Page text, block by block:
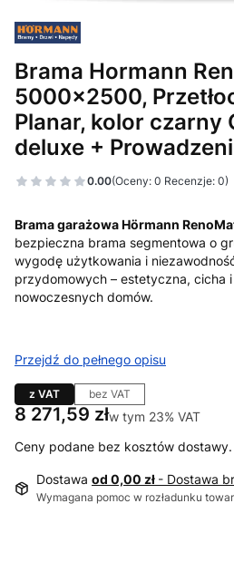
Brama Hormann
5000x2500,
Planar, kolor czarny
deluxe +
0.00(Oceny: 0 Recenzje: 0)
Brama garażowa Hörmann
bezpieczna brama segmentowa o
wygodę użytkowania i
przydomowych – estetyczna, cicha
nowoczesnych domów.
Przejdź do pełnego opisu
z VAT bez VAT
Cena
8 271,59 złw tym 23% VAT
w tym 23% VAT
Ceny podane bez kosztów dostawy.
Dostawa od 0,00 zł - Dostawa
Wymagana pomoc w rozładunku